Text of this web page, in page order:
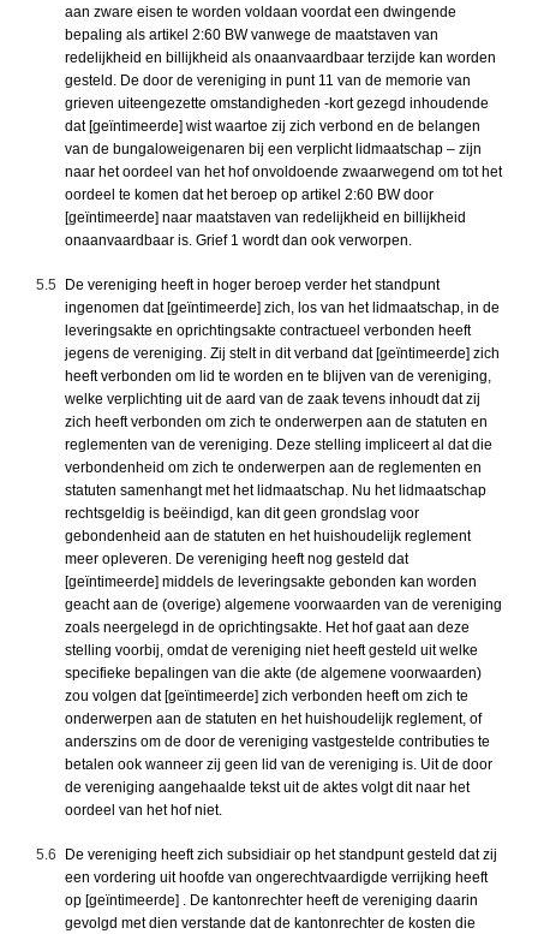
aan zware eisen te worden voldaan voordat een dwingende
bepaling als artikel 2:60 BW vanwege de maatstaven van
redelijkheid en billijkheid als onaanvaardbaar terzijde kan worden
gesteld. De door de vereniging in punt 11 van de memorie van
grieven uiteengezette omstandigheden -kort gezegd inhoudende
dat [geïntimeerde] wist waartoe zij zich verbond en de belangen
van de bungaloweigenaren bij een verplicht lidmaatschap – zijn
naar het oordeel van het hof onvoldoende zwaarwegend om tot het
oordeel te komen dat het beroep op artikel 2:60 BW door
[geïntimeerde] naar maatstaven van redelijkheid en billijkheid
onaanvaardbaar is. Grief 1 wordt dan ook verworpen.
5.5
De vereniging heeft in hoger beroep verder het standpunt
ingenomen dat [geïntimeerde] zich, los van het lidmaatschap, in de
leveringsakte en oprichtingsakte contractueel verbonden heeft
jegens de vereniging. Zij stelt in dit verband dat [geïntimeerde] zich
heeft verbonden om lid te worden en te blijven van de vereniging,
welke verplichting uit de aard van de zaak tevens inhoudt dat zij
zich heeft verbonden om zich te onderwerpen aan de statuten en
reglementen van de vereniging. Deze stelling impliceert al dat die
verbondenheid om zich te onderwerpen aan de reglementen en
statuten samenhangt met het lidmaatschap. Nu het lidmaatschap
rechtsgeldig is beëindigd, kan dit geen grondslag voor
gebondenheid aan de statuten en het huishoudelijk reglement
meer opleveren. De vereniging heeft nog gesteld dat
[geïntimeerde] middels de leveringsakte gebonden kan worden
geacht aan de (overige) algemene voorwaarden van de vereniging
zoals neergelegd in de oprichtingsakte. Het hof gaat aan deze
stelling voorbij, omdat de vereniging niet heeft gesteld uit welke
specifieke bepalingen van die akte (de algemene voorwaarden)
zou volgen dat [geïntimeerde] zich verbonden heeft om zich te
onderwerpen aan de statuten en het huishoudelijk reglement, of
anderszins om de door de vereniging vastgestelde contributies te
betalen ook wanneer zij geen lid van de vereniging is. Uit de door
de vereniging aangehaalde tekst uit de aktes volgt dit naar het
oordeel van het hof niet.
5.6
De vereniging heeft zich subsidiair op het standpunt gesteld dat zij
een vordering uit hoofde van ongerechtvaardigde verrijking heeft
op [geïntimeerde] . De kantonrechter heeft de vereniging daarin
gevolgd met dien verstande dat de kantonrechter de kosten die